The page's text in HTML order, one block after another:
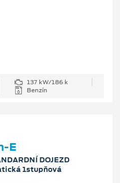
137 kW/186 k
Benzín
E
DOJEZD
1stupňová